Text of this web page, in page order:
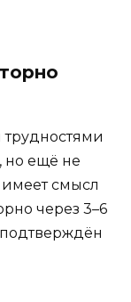
но ещё не
смысл
через 3–6